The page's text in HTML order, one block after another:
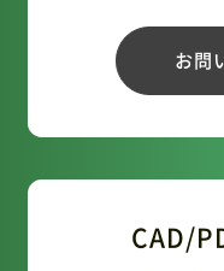
お問
CAD/